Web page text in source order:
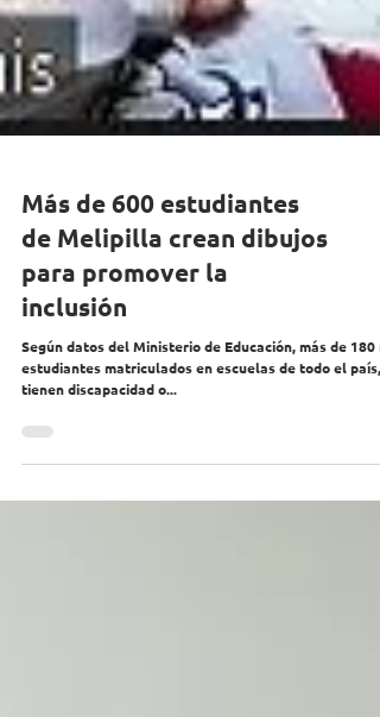
Más de 600 estudiantes
de Melipilla crean dibujos
para promover la
inclusión
Según datos del Ministerio de Educación, más de 180
estudiantes matriculados en escuelas de todo el país,
tienen discapacidad o...